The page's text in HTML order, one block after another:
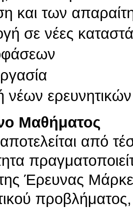
και των
σε νέες
Μαθήματος
από
Έρευνας